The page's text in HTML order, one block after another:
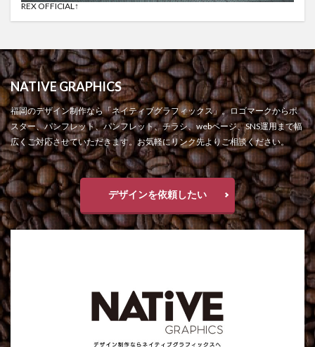
REX OFFICIAL↑
NATIVE GRAPHICS
福岡のデザイン制作なら「ネイティブグラフィックス」。ロゴマークからポ
スター、パンフレット、パンフレット、チラシ、webページ、SNS運用まで幅
広くご対応させていただきます。お気軽にリンク先よりご相談ください。
デザインを依頼したい